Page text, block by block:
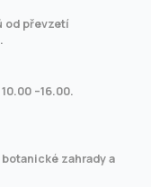
od převzetí
–16.00.
zahrady a